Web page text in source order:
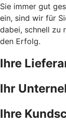
Sie immer gut
ein, sind wir für
dabei, schnell zu
den Erfolg.
Ihre
Ihr
Ihre